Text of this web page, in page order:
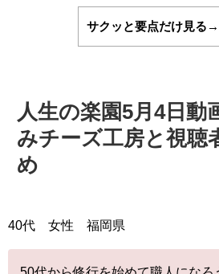
サクッと要点だけ見る→
人生の楽園5月4日動
みチーズ工房と視聴
め
40代 女性 福岡県